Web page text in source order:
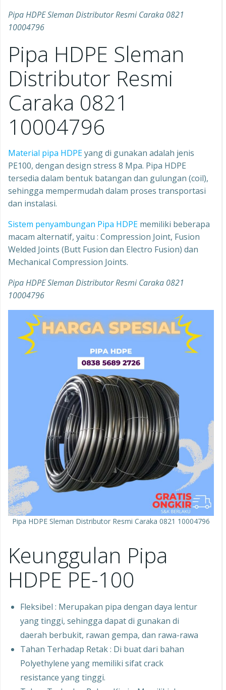
Pipa HDPE Sleman Distributor Resmi Caraka 0821
10004796
Pipa HDPE Sleman
Distributor Resmi
Caraka 0821
10004796
Material pipa HDPEyang di gunakan adalah jenis
PE100, dengan design stress 8 Mpa. Pipa HDPE
tersedia dalam bentuk batangan dan gulungan (coil),
sehingga mempermudah dalam proses transportasi
dan instalasi.
Sistem penyambungan Pipa HDPE memiliki beberapa
macam alternatif, yaitu : Compression Joint, Fusion
Welded Joints (Butt Fusion dan Electro Fusion) dan
Mechanical Compression Joints.
Pipa HDPE Sleman Distributor Resmi Caraka 0821
10004796
Pipa HDPE Sleman Distributor Resmi Caraka 0821 10004796
Keunggulan Pipa
HDPE PE-100
Fleksibel : Merupakan pipa dengan daya lentur
yang tinggi, sehingga dapat di gunakan di
daerah berbukit, rawan gempa, dan rawa-rawa
Tahan Terhadap Retak : Di buat dari bahan
Polyethylene yang memiliki sifat crack
resistance yang tinggi.